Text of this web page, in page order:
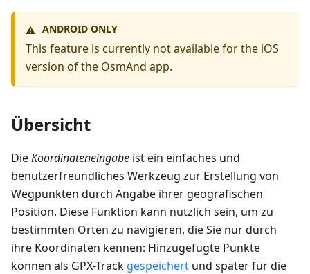
⚠️ ANDROID ONLY
This feature is currently not available for the iOS
version of the OsmAnd app.
Übersicht
DieKoordinateneingabe ist ein einfaches und
benutzerfreundliches Werkzeug zur Erstellung von
Wegpunkten durch Angabe ihrer geografischen
Position. Diese Funktion kann nützlich sein, um zu
bestimmten Orten zu navigieren, die Sie nur durch
ihre Koordinaten kennen: Hinzugefügte Punkte
können als GPX-Track gespeichert und später für die